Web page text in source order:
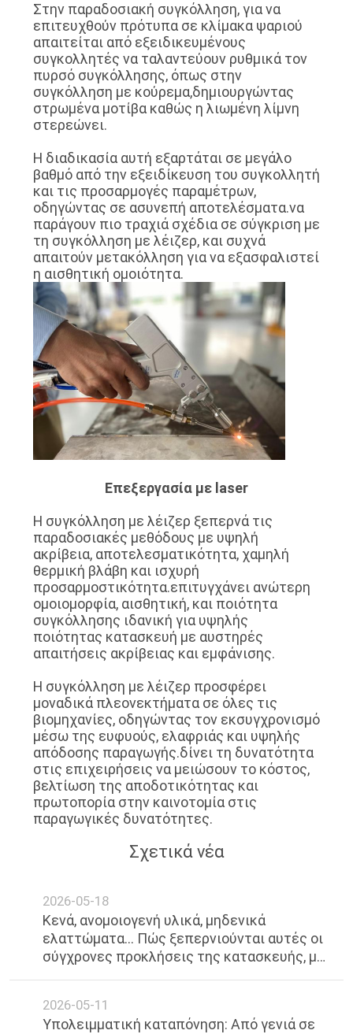
Στην παραδοσιακή συγκόλληση, για να
επιτευχθούν πρότυπα σε κλίμακα ψαριού
απαιτείται από εξειδικευμένους
συγκολλητές να ταλαντεύουν ρυθμικά τον
πυρσό συγκόλλησης, όπως στην
συγκόλληση με κούρεμα,δημιουργώντας
στρωμένα μοτίβα καθώς η λιωμένη λίμνη
στερεώνει.
Η διαδικασία αυτή εξαρτάται σε μεγάλο
βαθμό από την εξειδίκευση του συγκολλητή
και τις προσαρμογές παραμέτρων,
οδηγώντας σε ασυνεπή αποτελέσματα.να
παράγουν πιο τραχιά σχέδια σε σύγκριση με
τη συγκόλληση με λέιζερ, και συχνά
απαιτούν μετακόλληση για να εξασφαλιστεί
η αισθητική ομοιότητα.
Επεξεργασία με laser
Η συγκόλληση με λέιζερ ξεπερνά τις
παραδοσιακές μεθόδους με υψηλή
ακρίβεια, αποτελεσματικότητα, χαμηλή
θερμική βλάβη και ισχυρή
προσαρμοστικότητα.επιτυγχάνει ανώτερη
ομοιομορφία, αισθητική, και ποιότητα
συγκόλλησης ιδανική για υψηλής
ποιότητας κατασκευή με αυστηρές
απαιτήσεις ακρίβειας και εμφάνισης.
Η συγκόλληση με λέιζερ προσφέρει
μοναδικά πλεονεκτήματα σε όλες τις
βιομηχανίες, οδηγώντας τον εκσυγχρονισμό
μέσω της ευφυούς, ελαφριάς και υψηλής
απόδοσης παραγωγής.δίνει τη δυνατότητα
στις επιχειρήσεις να μειώσουν το κόστος,
βελτίωση της αποδοτικότητας και
πρωτοπορία στην καινοτομία στις
παραγωγικές δυνατότητες.
Σχετικά νέα
2026-05-18
Κενά, ανομοιογενή υλικά, μηδενικά
ελαττώματα... Πώς ξεπερνιούνται αυτές οι
σύγχρονες προκλήσεις της κατασκευής, μία
2026-05-11
Υπολειμματική καταπόνηση: Από γενιά σε